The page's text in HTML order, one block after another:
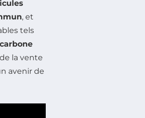
, et
tels
la vente
avenir de